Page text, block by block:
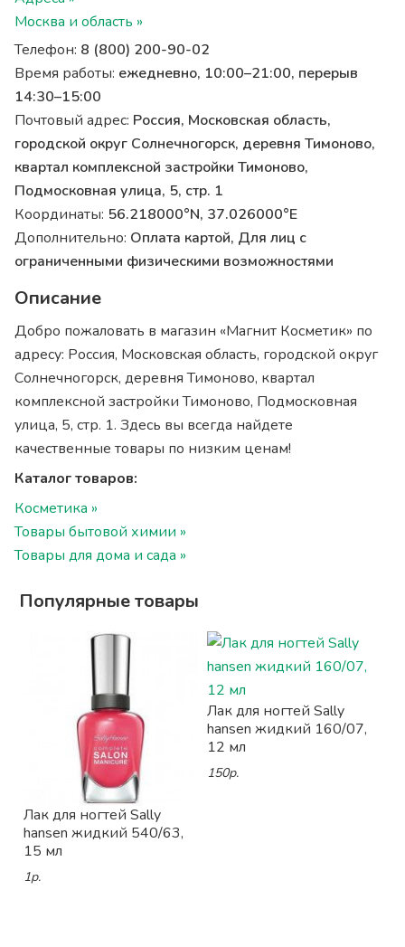
Москва и область »
Телефон: 8 (800) 200-90-02
Время работы: ежедневно, 10:00–21:00, перерыв
14:30–15:00
Почтовый адрес: Россия, Московская область,
городской округ Солнечногорск, деревня Тимоново,
квартал комплексной застройки Тимоново,
Подмосковная улица, 5, стр. 1
Координаты: 56.218000°N, 37.026000°E
Дополнительно: Оплата картой, Для лиц с
ограниченными физическими возможностями
Описание
Добро пожаловать в магазин «Магнит Косметик» по
адресу: Россия, Московская область, городской округ
Солнечногорск, деревня Тимоново, квартал
комплексной застройки Тимоново, Подмосковная
улица, 5, стр. 1. Здесь вы всегда найдете
качественные товары по низким ценам!
Каталог товаров:
Косметика »
Товары бытовой химии »
Товары для дома и сада »
Популярные товары
Лак для ногтей Sally
hansen жидкий 540/63,
15 мл
1р.
Лак для ногтей Sally
hansen жидкий 160/07,
12 мл
150р.